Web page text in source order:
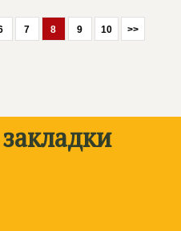
7 8 9 10 >>